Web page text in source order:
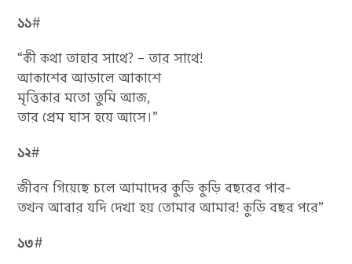
১১#
“কী কথা তাহার সাথে? – তার সাথে!
আকাশের আড়ালে আকাশে
মৃত্তিকার মতো তুমি আজ,
তার প্রেম ঘাস হয়ে আসে।”
১২#
জীবন গিয়েছে চলে আমাদের কুড়ি কুড়ি বছরের পার-
তখন আবার যদি দেখা হয় তোমার আমার! কুড়ি বছর পরে”
১৩#